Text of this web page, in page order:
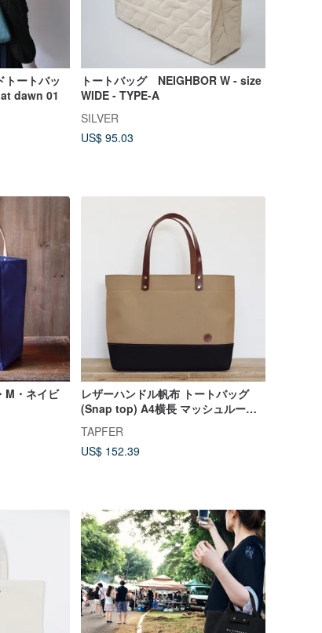
トートバッ
dawn 01
トートバッグ NEIGHBOR W - size
WIDE - TYPE-A
SILVER
US$ 95.03
M・ネイビ
レザーハンドル帆布 トートバッグ
(Snap top) A4横長 マッシュルーム×
TAPFER
US$ 152.39